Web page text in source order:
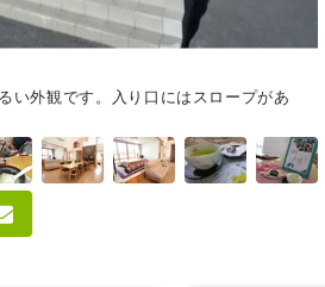
い外観です。入り口にはスロープがあ